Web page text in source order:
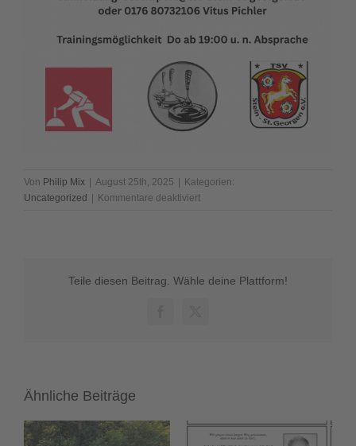
Von Philip Mix August 25th, 2025
Kategorien:
Uncategorized
Kommentare deaktiviertfür
Teile diesen Beitrag. Wähle deine Plattform!
Ähnliche Beiträge